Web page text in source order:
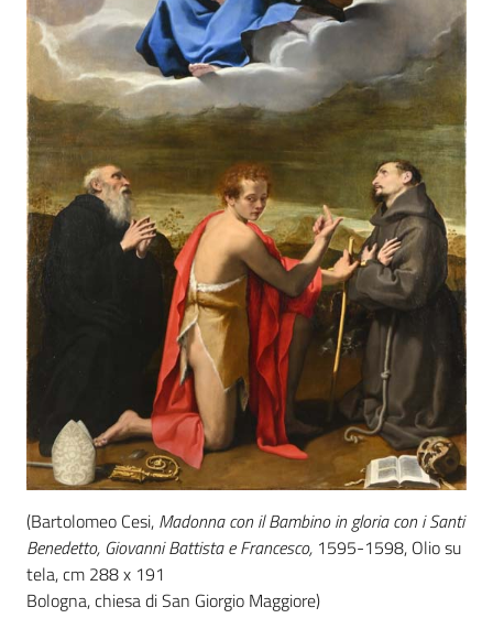
(Bartolomeo Cesi, Madonna con il Bambino in gloria con i Santi
Benedetto, Giovanni Battista e Francesco, 1595-1598, Olio su
tela, cm 288 x 191
Bologna, chiesa di San Giorgio Maggiore)